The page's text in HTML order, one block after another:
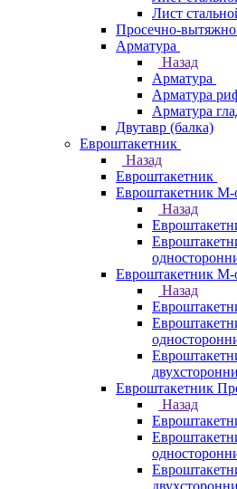
Лист
Просечно-
Арматура
Назад
Арматура
Арматура
Арматура
Двутавр (балка)
Евроштакетник
Назад
Евроштакетник
Евроштакетник
Назад
Евроштакетник
Назад
Евроштакетник
Назад